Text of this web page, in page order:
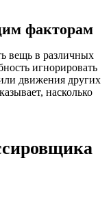
факторам
вещь в различных
игнорировать
движения других
насколько